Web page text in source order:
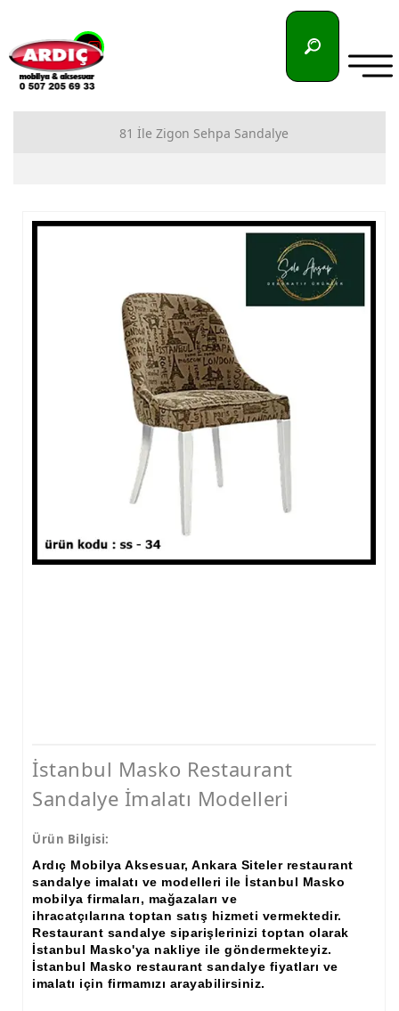
81 İle Zigon Sehpa Sandalye
İstanbul Masko Restaurant
Sandalye İmalatı Modelleri
Ürün Bilgisi:
Ardıç Mobilya Aksesuar, Ankara Siteler restaurant
sandalye imalatı ve modelleri ile İstanbul Masko
mobilya firmaları, mağazaları ve
ihracatçılarına toptan satış hizmeti vermektedir.
Restaurant sandalye siparişlerinizi toptan olarak
İstanbul Masko'ya nakliye ile göndermekteyiz.
İstanbul Masko restaurant sandalye fiyatları ve
imalatı için firmamızı arayabilirsiniz.